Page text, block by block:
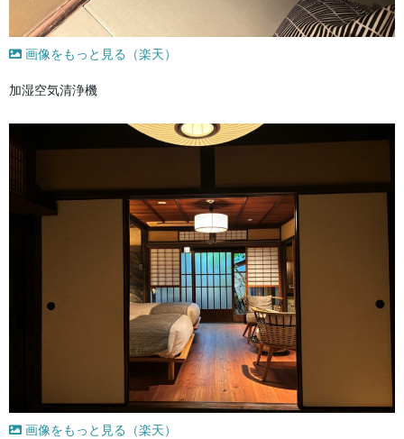
画像をもっと見る（楽天）
加湿空気清浄機
画像をもっと見る（楽天）